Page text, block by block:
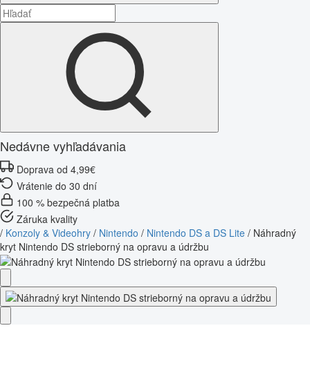
Nedávne vyhľadávania
Doprava od 4,99€
Vrátenie do 30 dní
100 % bezpečná platba
Záruka kvality
/ Konzoly & Videohry / Nintendo / Nintendo DS a DS Lite / Náhradný
kryt Nintendo DS strieborný na opravu a údržbu